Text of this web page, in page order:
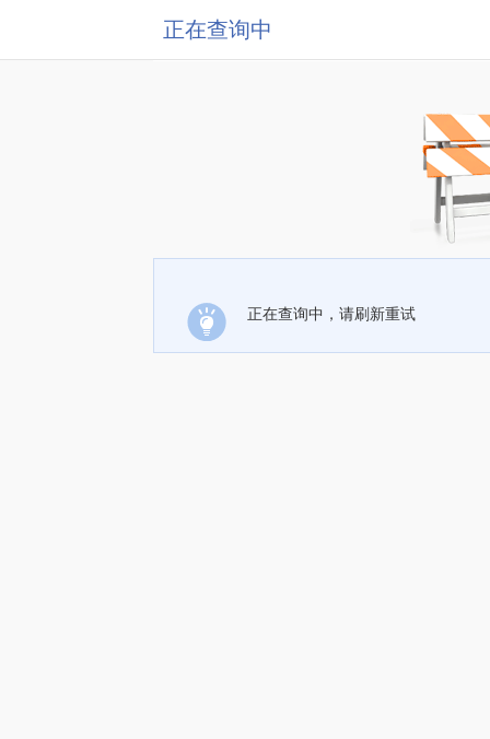
正在查询中
正在查询中，请刷新重试